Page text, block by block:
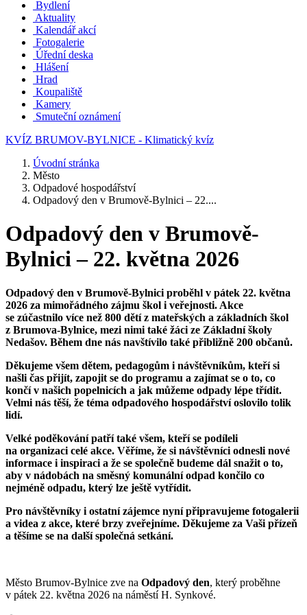
Bydlení
Aktuality
Kalendář akcí
Fotogalerie
Úřední deska
Hlášení
Hrad
Koupaliště
Kamery
Smuteční oznámení
KVÍZ BRUMOV-BYLNICE - Klimatický kvíz
Úvodní stránka
Město
Odpadové hospodářství
Odpadový den v Brumově-Bylnici – 22....
Odpadový den v Brumově-
Bylnici – 22. května 2026
Odpadový den v Brumově-Bylnici proběhl v pátek 22. května
2026 za mimořádného zájmu škol i veřejnosti. Akce
se zúčastnilo více než 800 dětí z mateřských a základních škol
z Brumova-Bylnice, mezi nimi také žáci ze Základní školy
Nedašov. Během dne nás navštívilo také přibližně 200 občanů.
Děkujeme všem dětem, pedagogům i návštěvníkům, kteří si
našli čas přijít, zapojit se do programu a zajímat se o to, co
končí v našich popelnicích a jak můžeme odpady lépe třídit.
Velmi nás těší, že téma odpadového hospodářství oslovilo tolik
lidí.
Velké poděkování patří také všem, kteří se podíleli
na organizaci celé akce. Věříme, že si návštěvníci odnesli nové
informace i inspiraci a že se společně budeme dál snažit o to,
aby v nádobách na směsný komunální odpad končilo co
nejméně odpadu, který lze ještě vytřídit.
Pro návštěvníky i ostatní zájemce nyní připravujeme fotogalerii
a videa z akce, které brzy zveřejníme. Děkujeme za Vaši přízeň
a těšíme se na další společná setkání.
Město Brumov-Bylnice zve na Odpadový den, který proběhne
v pátek 22. května 2026 na náměstí H. Synkové.